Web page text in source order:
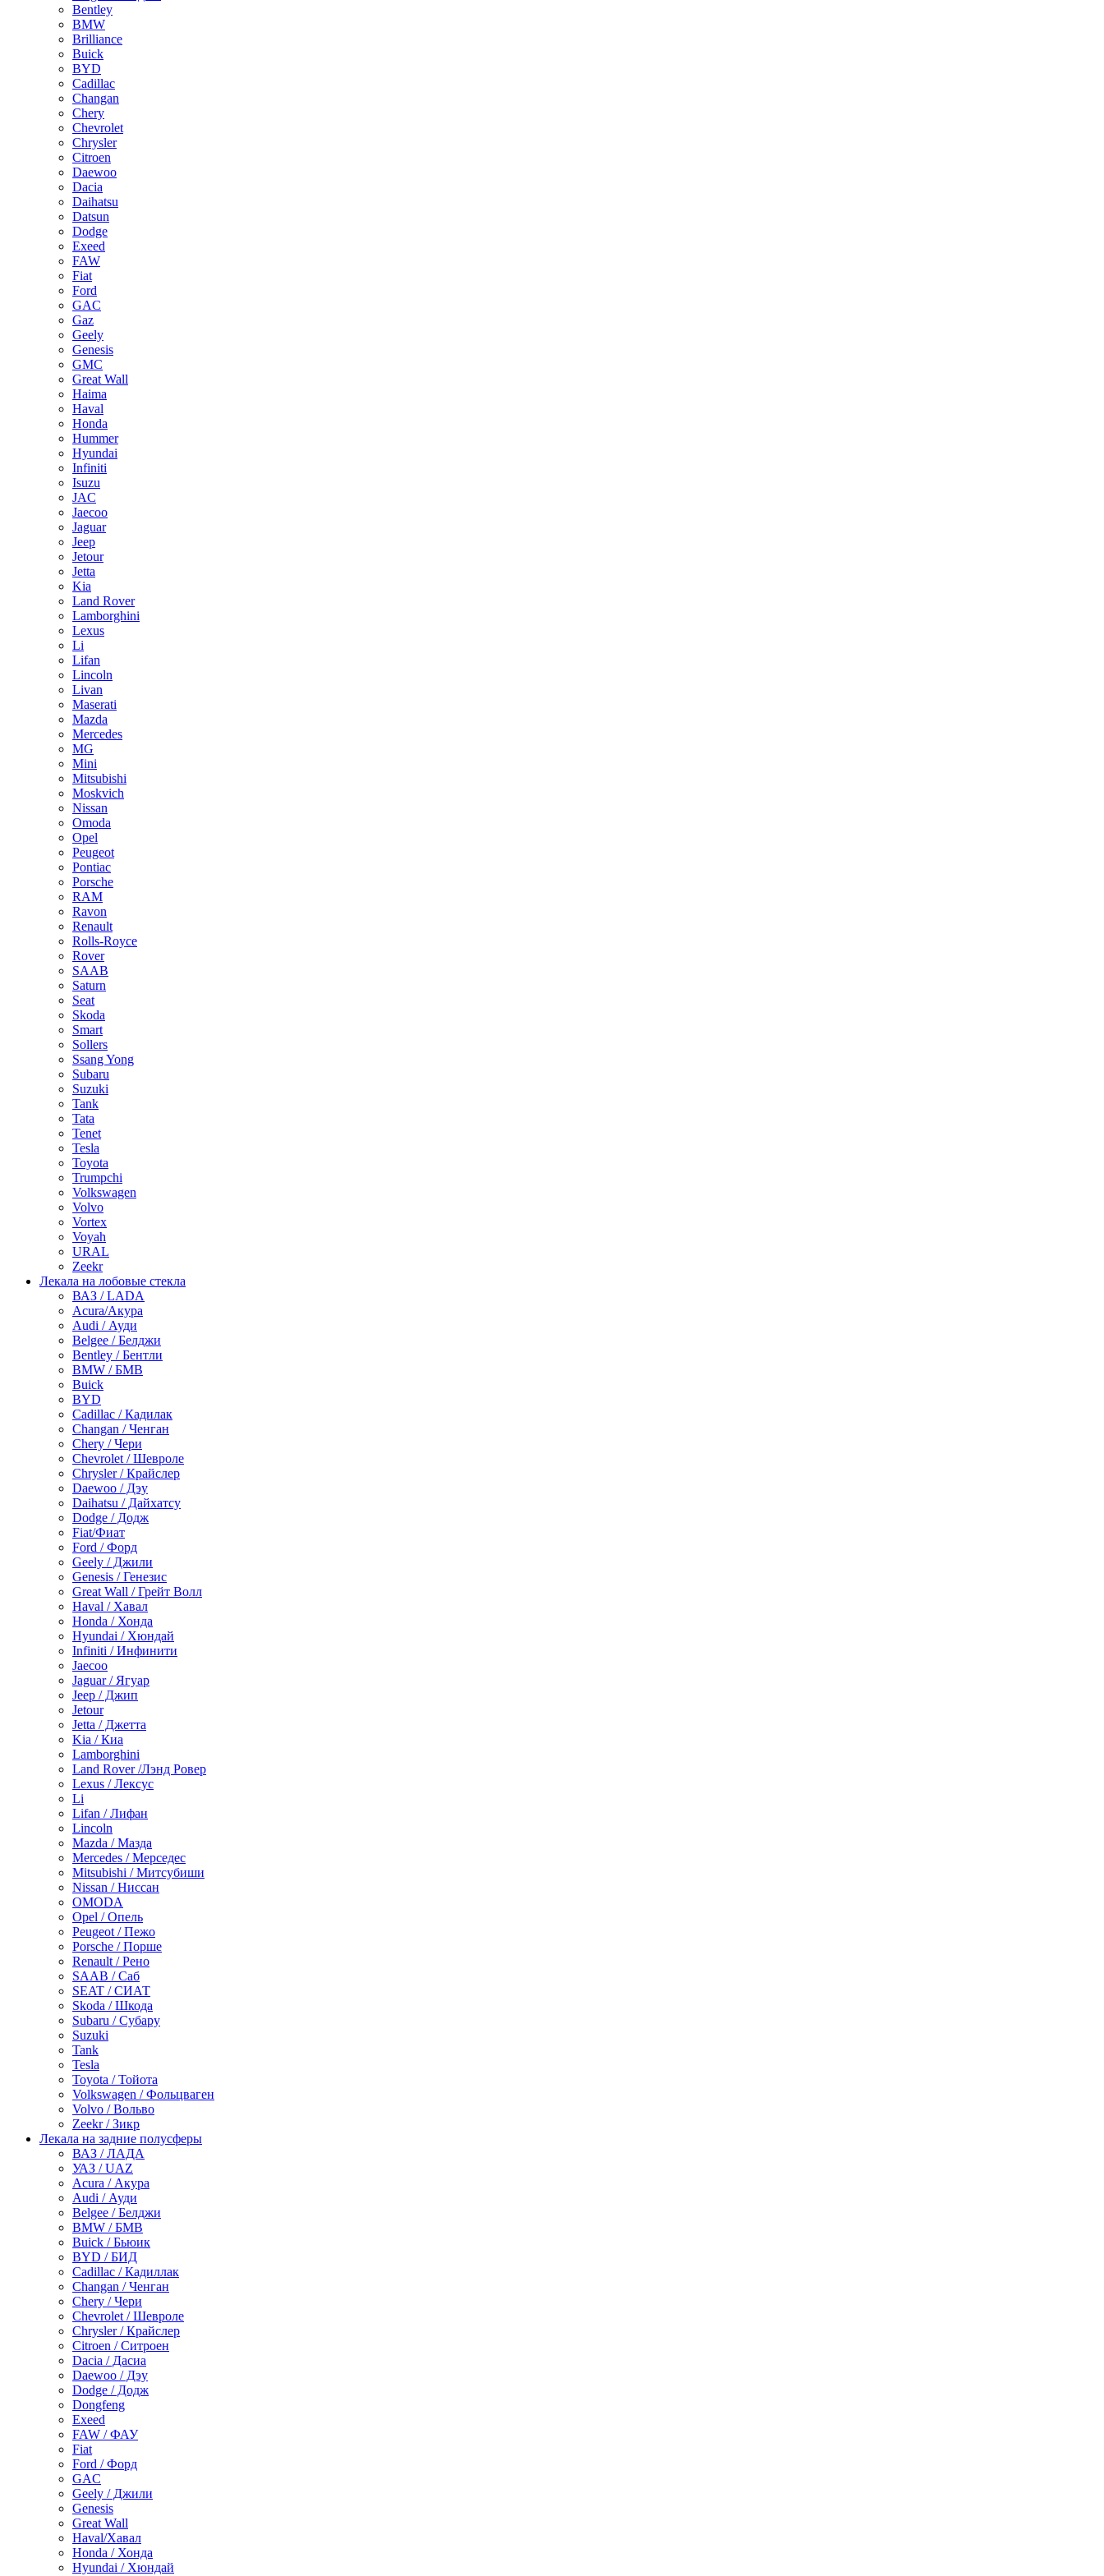
Bentley
BMW
Brilliance
Buick
BYD
Cadillac
Changan
Chery
Chevrolet
Chrysler
Citroen
Daewoo
Dacia
Daihatsu
Datsun
Dodge
Exeed
FAW
Fiat
Ford
GAC
Gaz
Geely
Genesis
GMC
Great Wall
Haima
Haval
Honda
Hummer
Hyundai
Infiniti
Isuzu
JAC
Jaecoo
Jaguar
Jeep
Jetour
Jetta
Kia
Land Rover
Lamborghini
Lexus
Li
Lifan
Lincoln
Livan
Maserati
Mazda
Mercedes
MG
Mini
Mitsubishi
Moskvich
Nissan
Omoda
Opel
Peugeot
Pontiac
Porsche
RAM
Ravon
Renault
Rolls-Royce
Rover
SAAB
Saturn
Seat
Skoda
Smart
Sollers
Ssang Yong
Subaru
Suzuki
Tank
Tata
Tenet
Tesla
Toyota
Trumpchi
Volkswagen
Volvo
Vortex
Voyah
URAL
Zeekr
Лекала на лобовые стекла
ВАЗ / LADA
Acura/Акура
Audi / Ауди
Belgee / Белджи
Bentley / Бентли
BMW / БМВ
Buick
BYD
Cadillac / Кадилак
Changan / Ченган
Chery / Чери
Chevrolet / Шевроле
Chrysler / Крайслер
Daewoo / Дэу
Daihatsu / Дайхатсу
Dodge / Додж
Fiat/Фиат
Ford / Форд
Geely / Джили
Genesis / Генезис
Great Wall / Грейт Волл
Haval / Хавал
Honda / Хонда
Hyundai / Хюндай
Infiniti / Инфинити
Jaecoo
Jaguar / Ягуар
Jeep / Джип
Jetour
Jetta / Джетта
Kia / Киа
Lamborghini
Land Rover /Лэнд Ровер
Lexus / Лексус
Li
Lifan / Лифан
Lincoln
Mazda / Мазда
Mercedes / Мерседес
Mitsubishi / Митсубиши
Nissan / Ниссан
OMODA
Opel / Опель
Peugeot / Пежо
Porsche / Порше
Renault / Рено
SAAB / Саб
SEAT / СИАТ
Skoda / Шкода
Subaru / Субару
Suzuki
Tank
Tesla
Toyota / Тойота
Volkswagen / Фольцваген
Volvo / Вольво
Zeekr / Зикр
Лекала на задние полусферы
ВАЗ / ЛАДА
УАЗ / UAZ
Acura / Акура
Audi / Ауди
Belgee / Белджи
BMW / БМВ
Buick / Бьюик
BYD / БИД
Cadillac / Кадиллак
Changan / Ченган
Chery / Чери
Chevrolet / Шевроле
Chrysler / Крайслер
Citroen / Ситроен
Dacia / Дасиа
Daewoo / Дэу
Dodge / Додж
Dongfeng
Exeed
FAW / ФАУ
Fiat
Ford / Форд
GAC
Geely / Джили
Genesis
Great Wall
Haval/Хавал
Honda / Хонда
Hyundai / Хюндай